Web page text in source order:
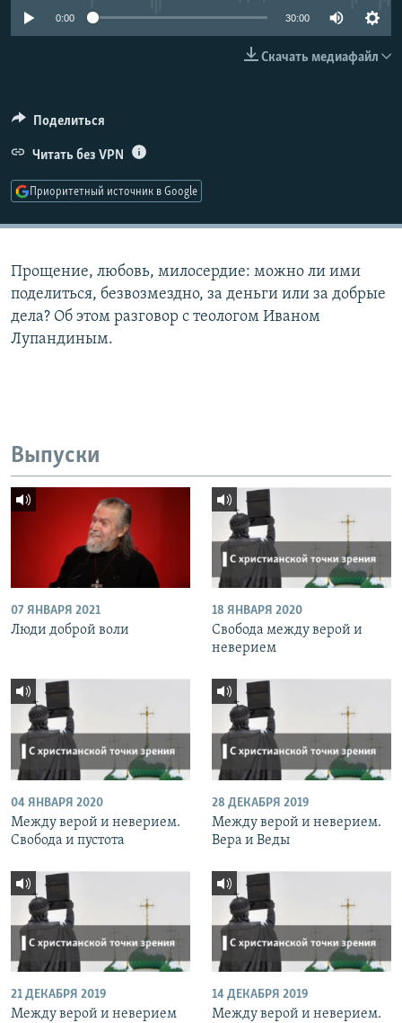
РАСПИСАНИЕ ВЕЩАНИЯ
0:00 30:00
Скачать медиафайл
Поделиться
Читать без VPN
Приоритетный источник в Google
Прощение, любовь, милосердие: можно ли ими
поделиться, безвозмездно, за деньги или за добрые
дела? Об этом разговор с теологом Иваном
Лупандиным.
Выпуски
07 ЯНВАРЯ 2021
Люди доброй воли
18 ЯНВАРЯ 2020
Свобода между верой и
неверием
04 ЯНВАРЯ 2020
Между верой и неверием.
Свобода и пустота
28 ДЕКАБРЯ 2019
Между верой и неверием.
Вера и Веды
21 ДЕКАБРЯ 2019
Между верой и неверием
14 ДЕКАБРЯ 2019
Между верой и неверием.